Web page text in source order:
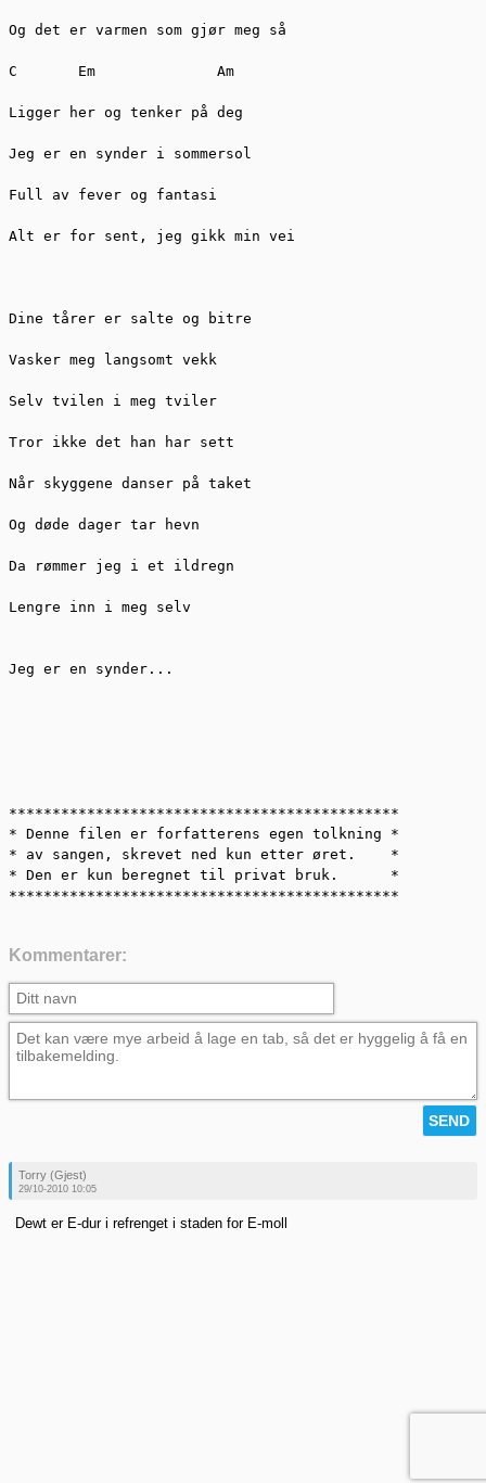
Og det er varmen som gjør meg så
C       Em              Am
Ligger her og tenker på deg
Jeg er en synder i sommersol
Full av fever og fantasi
Alt er for sent, jeg gikk min vei
Dine tårer er salte og bitre
Vasker meg langsomt vekk
Selv tvilen i meg tviler
Tror ikke det han har sett
Når skyggene danser på taket
Og døde dager tar hevn
Da rømmer jeg i et ildregn
Lengre inn i meg selv
Jeg er en synder...
*********************************************
* Denne filen er forfatterens egen tolkning *
* av sangen, skrevet ned kun etter øret.    *
* Den er kun beregnet til privat bruk.      *
*********************************************
Kommentarer:
Torry (Gjest)
29/10-2010 10:05
Dewt er E-dur i refrenget i staden for E-moll